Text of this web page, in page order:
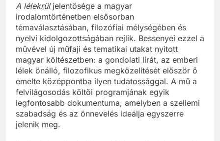
A lélekrüljelentősége a magyar
irodalomtörténetben elsősorban
témaválasztásában, filozófiai mélységében és
nyelvi kidolgozottságában rejlik. Bessenyei ezzel a
művével új műfaji és tematikai utakat nyitott
magyar költészetben: a gondolati lírát, az emberi
lélek önálló, filozofikus megközelítését először ő
emelte középpontba ilyen tudatossággal. A mű a
felvilágosodás költői programjának egyik
legfontosabb dokumentuma, amelyben a szellemi
szabadság és az önnevelés ideálja egyszerre
jelenik meg.